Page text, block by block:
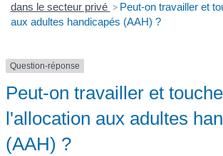
dans le secteur privé > Peut-on travailler et
aux adultes handicapés (AAH) ?
Question-réponse
Peut-on travailler et
l'allocation aux adultes
(AAH) ?